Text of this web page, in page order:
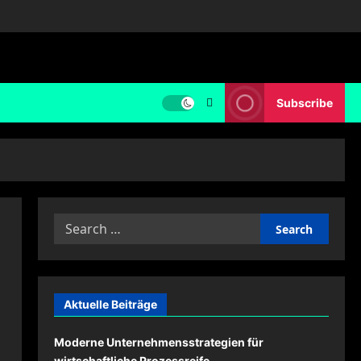
Subscribe
Search
Aktuelle Beiträge
Moderne Unternehmensstrategien für